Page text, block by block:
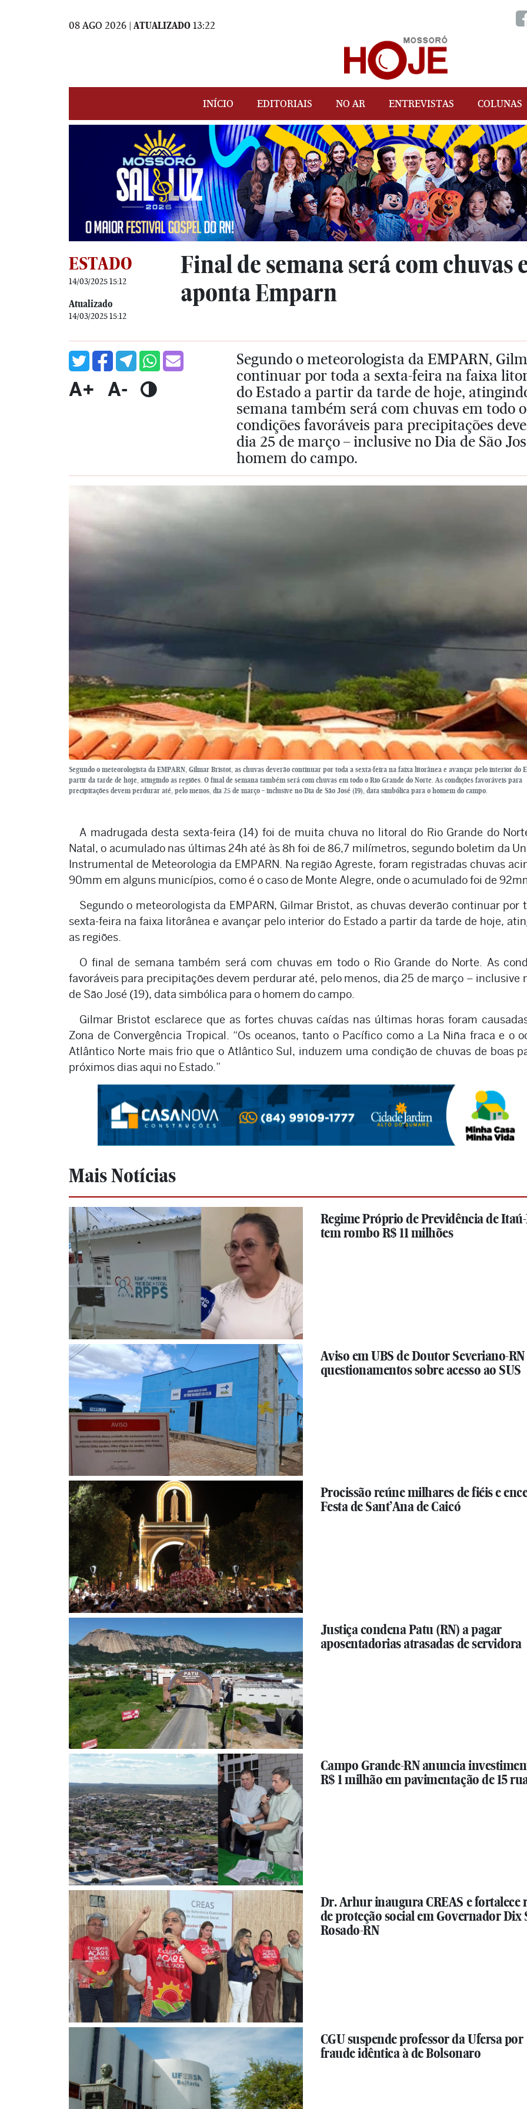
08 AGO 2026 | ATUALIZADO 13:22
INÍCIO EDITORIAIS NO AR ENTREVISTAS COLUNAS
ESTADO
14/03/2025 15:12
Atualizado
14/03/2025 15:12
Final de semana será com chuvas
aponta Emparn
A+ A-
Segundo o meteorologista da EMPARN,
continuar por toda a sexta-feira na faixa
do Estado a partir da tarde de hoje,
semana também será com chuvas em todo
condições favoráveis para precipitações
dia 25 de março – inclusive no Dia de São
homem do campo.
Segundo o meteorologista da EMPARN, Gilmar Bristot, as chuvas deverão continuar por toda a sexta-feira na faixa litorânea e avançar pelo interior do
partir da tarde de hoje, atingindo as regiões. O final de semana também será com chuvas em todo o Rio Grande do Norte. As condições favoráveis para
precipitações devem perdurar até, pelo menos, dia 25 de março – inclusive no Dia de São José (19), data simbólica para o homem do campo.
A madrugada desta sexta-feira (14) foi de muita chuva no litoral do Rio Grande do
Natal, o acumulado nas últimas 24h até às 8h foi de 86,7 milímetros, segundo boletim da
Instrumental de Meteorologia da EMPARN. Na região Agreste, foram registradas chuvas
90mm em alguns municípios, como é o caso de Monte Alegre, onde o acumulado foi de
Segundo o meteorologista da EMPARN, Gilmar Bristot, as chuvas deverão continuar por
sexta-feira na faixa litorânea e avançar pelo interior do Estado a partir da tarde de hoje,
as regiões.
O final de semana também será com chuvas em todo o Rio Grande do Norte. As
favoráveis para precipitações devem perdurar até, pelo menos, dia 25 de março – inclusive
de São José (19), data simbólica para o homem do campo.
Gilmar Bristot esclarece que as fortes chuvas caídas nas últimas horas foram
Zona de Convergência Tropical. “Os oceanos, tanto o Pacífico como a La Niña fraca e o
Atlântico Norte mais frio que o Atlântico Sul, induzem uma condição de chuvas de boas
próximos dias aqui no Estado.”
Mais Notícias
Regime Próprio de Previdência de
tem rombo R$ 11 milhões
Aviso em UBS de Doutor Severiano-
questionamentos sobre acesso ao SUS
Procissão reúne milhares de fiéis e
Festa de Sant’Ana de Caicó
Justiça condena Patu (RN) a pagar
aposentadorias atrasadas de servidora
Campo Grande-RN anuncia
R$ 1 milhão em pavimentação de 15
Dr. Arhur inaugura CREAS e fortalece
de proteção social em Governador Dix
Rosado-RN
CGU suspende professor da Ufersa por
fraude idêntica à de Bolsonaro